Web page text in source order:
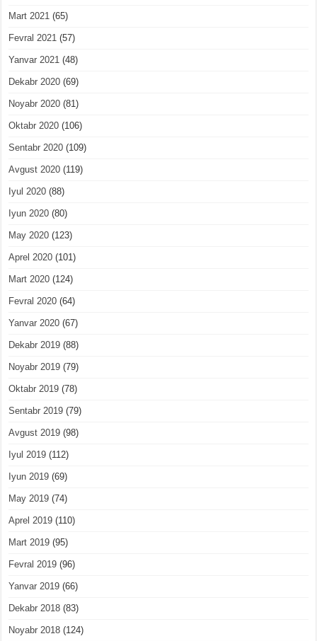
Mart 2021 (65)
Fevral 2021 (57)
Yanvar 2021 (48)
Dekabr 2020 (69)
Noyabr 2020 (81)
Oktabr 2020 (106)
Sentabr 2020 (109)
Avgust 2020 (119)
Iyul 2020 (88)
Iyun 2020 (80)
May 2020 (123)
Aprel 2020 (101)
Mart 2020 (124)
Fevral 2020 (64)
Yanvar 2020 (67)
Dekabr 2019 (88)
Noyabr 2019 (79)
Oktabr 2019 (78)
Sentabr 2019 (79)
Avgust 2019 (98)
Iyul 2019 (112)
Iyun 2019 (69)
May 2019 (74)
Aprel 2019 (110)
Mart 2019 (95)
Fevral 2019 (96)
Yanvar 2019 (66)
Dekabr 2018 (83)
Noyabr 2018 (124)